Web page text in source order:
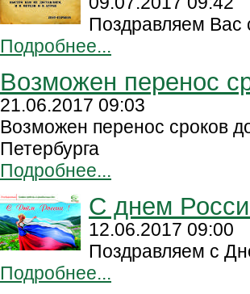
Поздравляем Вас
Подробнее...
Возможен перенос
21.06.2017 09:03
Возможен перенос сроков
Петербурга
Подробнее...
С днем
12.06.2017 09:00
Поздравляем с
Подробнее...